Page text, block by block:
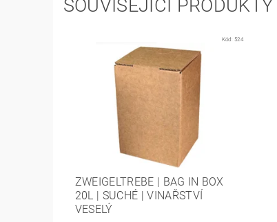
SOUVISEJÍCÍ PRODUKTY
Kód:524
ZWEIGELTREBE | BAG IN BOX
20L | SUCHÉ | VINAŘSTVÍ
VESELÝ